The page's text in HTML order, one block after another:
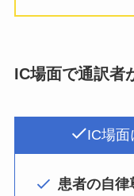
IC場面で通訳者
IC場面
患者の自